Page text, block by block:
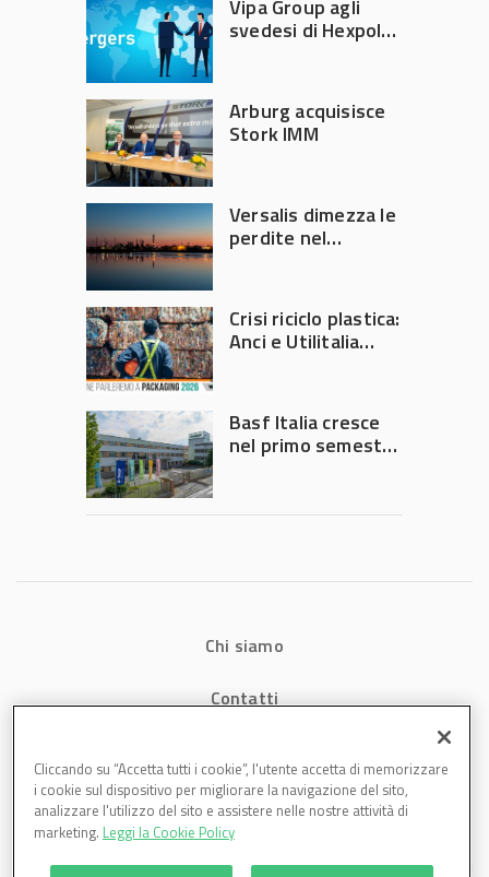
Vipa Group agli
svedesi di Hexpol
Arburg acquisisce
Stork IMM
Versalis dimezza le
perdite nel
Crisi riciclo plastica:
Anci e Utilitalia
Governo
Basf Italia cresce
nel primo semestre
Chi siamo
Contatti
Cookies
Cliccando su “Accetta tutti i cookie”, l'utente accetta di memorizzare
i cookie sul dispositivo per migliorare la navigazione del sito,
analizzare l'utilizzo del sito e assistere nelle nostre attività di
marketing. Leggi la Cookie Policy